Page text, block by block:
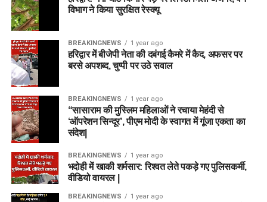
विभाग ने किया सुरक्षित रेस्क्यू
BREAKINGNEWS 1 year ago
हरिद्वार में बीजेपी नेता की दबंगई कैमरे में कैद, अफसर पर
बरसे अपशब्द, चुप्पी पर उठे सवाल
BREAKINGNEWS 1 year ago
“सासाराम की मुस्लिम महिलाओं ने रचाया मेहंदी से
‘ऑपरेशन सिन्दूर’, पीएम मोदी के स्वागत में गूंजा एकता का
संदेश|
BREAKINGNEWS 1 year ago
भदोही में खाकी शर्मसार: रिश्वत लेते पकड़े गए पुलिसकर्मी,
वीडियो वायरल |
BREAKINGNEWS 1 year ago